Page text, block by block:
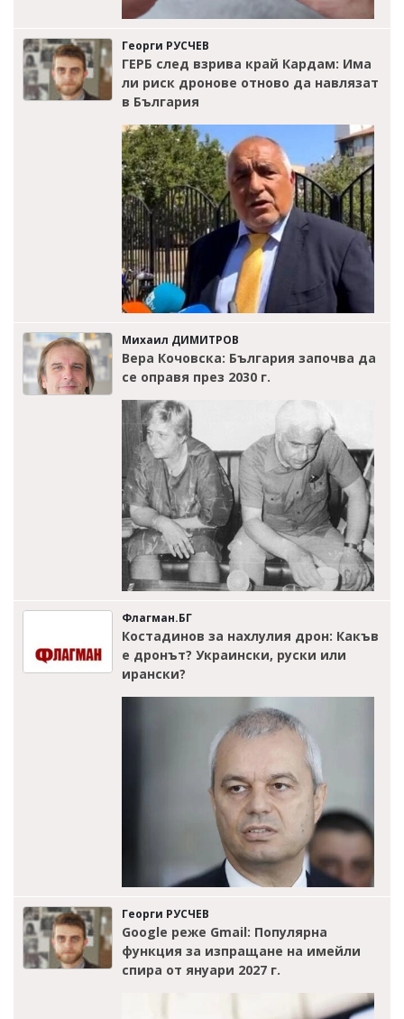
Георги РУСЧЕВ
ГЕРБ след взрива край Кардам: Има
ли риск дронове отново да навлязат
в България
Михаил ДИМИТРОВ
Вера Кочовска: България започва да
се оправя през 2030 г.
Флагман.БГ
Костадинов за нахлулия дрон: Какъв
е дронът? Украински, руски или
ирански?
Георги РУСЧЕВ
Google реже Gmail: Популярна
функция за изпращане на имейли
спира от януари 2027 г.